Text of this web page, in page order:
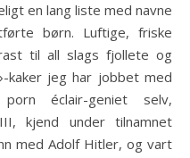
en lang liste med navne
børn. Luftige, friske
til all slags fjollete og
kaker jeg har jobbet med
éclair-geniet selv,
kjend under tilnamnet
med Adolf Hitler, og vart